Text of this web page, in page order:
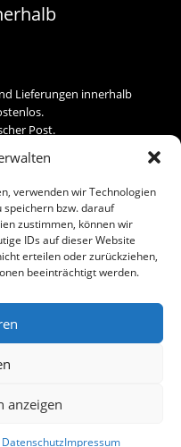
verwenden wir Technologien
bzw. darauf
zustimmen, können wir
IDs auf dieser Website
erteilen oder zurückziehen,
beeinträchtigt werden.
anzeigen
Impressum
Lieferungen innerhalb
Post.